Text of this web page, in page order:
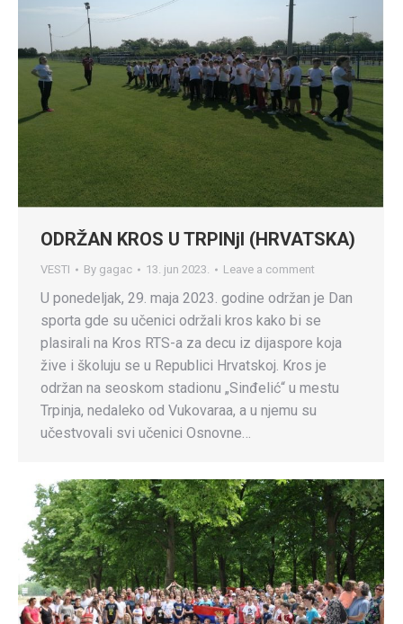
ODRŽAN KROS U TRPINjI (HRVATSKA)
VESTI By gagac 13. jun 2023. Leave a comment
U ponedeljak, 29. maja 2023. godine održan je Dan
sporta gde su učenici održali kros kako bi se
plasirali na Kros RTS-a za decu iz dijaspore koja
žive i školuju se u Republici Hrvatskoj. Kros je
održan na seoskom stadionu „Sinđelić“ u mestu
Trpinja, nedaleko od Vukovaraa, a u njemu su
učestvovali svi učenici Osnovne…